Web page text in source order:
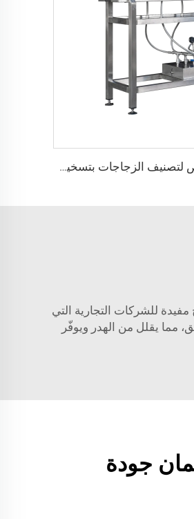
نفق تسخين بشريحة تقلص لتصنيف الزجاجات بتسخين البخار من الفولاذ المقاوم للصدأ
للشركات التجارية التي
مما يقلل من الهدر ويوفّر
جودة